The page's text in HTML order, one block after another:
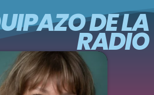
DE LA
RADIO